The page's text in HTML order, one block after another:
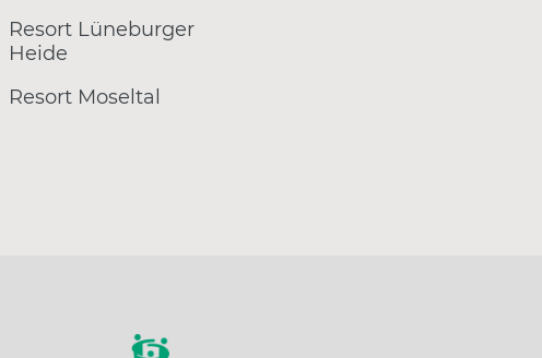
Resort Lüneburger
Heide
Resort Moseltal